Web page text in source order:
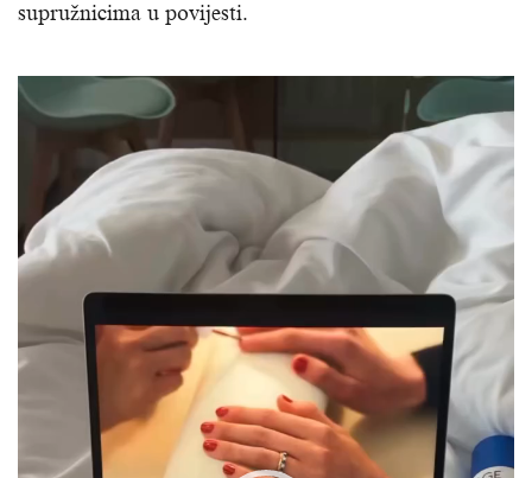
supružnicima u povijesti.
Reproduktor
videozapisa